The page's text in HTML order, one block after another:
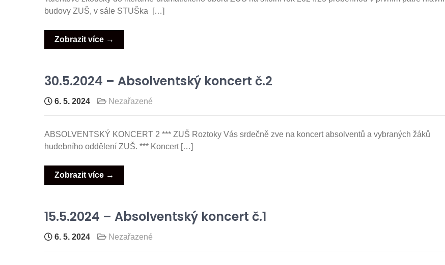
budovy ZUŠ, v sále STUŠka […]
Zobrazit více →
30.5.2024 – Absolventský koncert č.2
6. 5. 2024 Nezařazené
ABSOLVENTSKÝ KONCERT 2 *** ZUŠ Roztoky Vás srdečně zve na koncert absolventů a vybraných žáků
hudebního oddělení ZUŠ. *** Koncert […]
Zobrazit více →
15.5.2024 – Absolventský koncert č.1
6. 5. 2024 Nezařazené